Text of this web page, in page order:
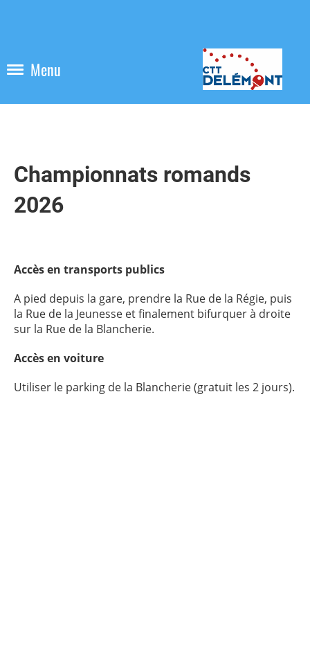
Menu
Championnats romands
2026
Accès en transports publics
A pied depuis la gare, prendre la Rue de la Régie, puis
la Rue de la Jeunesse et finalement bifurquer à droite
sur la Rue de la Blancherie.
Accès en voiture
Utiliser le parking de la Blancherie (gratuit les 2 jours).